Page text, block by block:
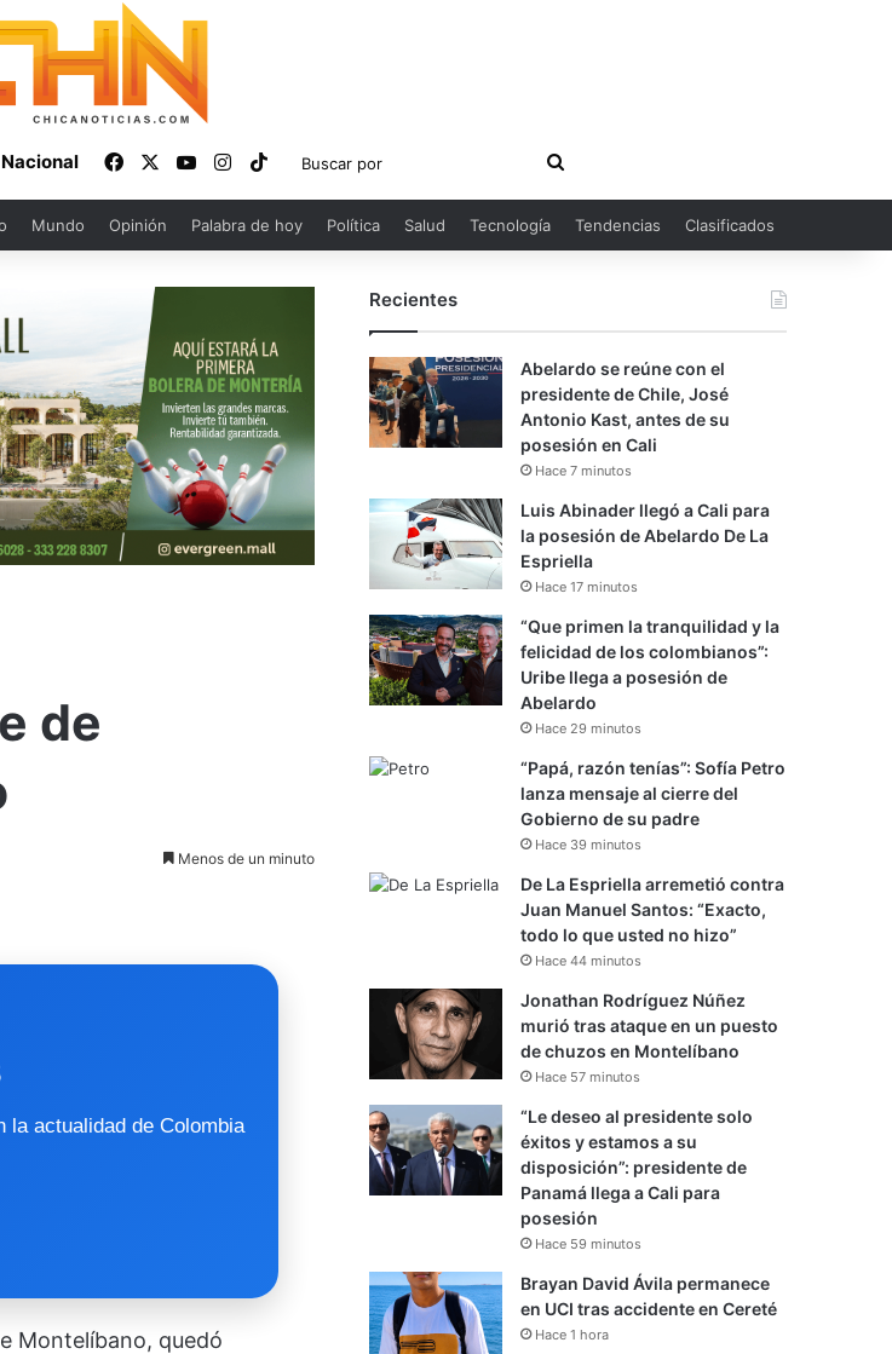
Nacional FacebookYouTubeInstagram
TikTok
Buscar
por
Mundo Opinión Palabra de hoy Política Salud Tecnología Tendencias Clasificados
de
Menos de un minuto
la actualidad de Colombia
Montelíbano, quedó
Recientes
Abelardo se reúne con el
presidente de Chile, José
Antonio Kast, antes de su
posesión en Cali
Hace 7 minutos
Luis Abinader llegó a Cali para
la posesión de Abelardo De La
Espriella
Hace 17 minutos
“Que primen la tranquilidad y la
felicidad de los colombianos”:
Uribe llega a posesión de
Abelardo
Hace 29 minutos
“Papá, razón tenías”: Sofía Petro
lanza mensaje al cierre del
Gobierno de su padre
Hace 39 minutos
De La Espriella arremetió contra
Juan Manuel Santos: “Exacto,
todo lo que usted no hizo”
Hace 44 minutos
Jonathan Rodríguez Núñez
murió tras ataque en un puesto
de chuzos en Montelíbano
Hace 57 minutos
“Le deseo al presidente solo
éxitos y estamos a su
disposición”: presidente de
Panamá llega a Cali para
posesión
Hace 59 minutos
Brayan David Ávila permanece
en UCI tras accidente en Cereté
Hace 1 hora